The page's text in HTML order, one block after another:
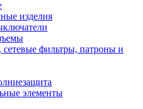
изделия
сетевые фильтры, патроны и
элементы